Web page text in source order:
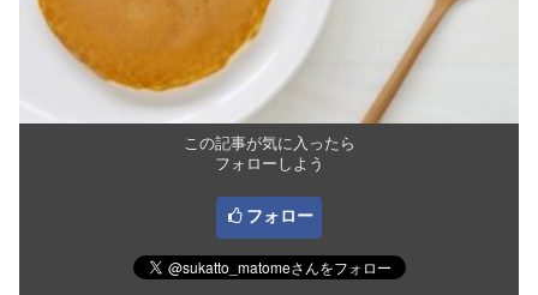
この記事が気に入ったら
フォローしよう
フォロー